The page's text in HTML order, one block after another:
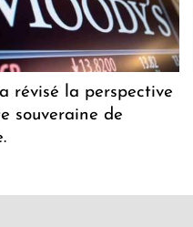
révisé la perspective
souveraine de